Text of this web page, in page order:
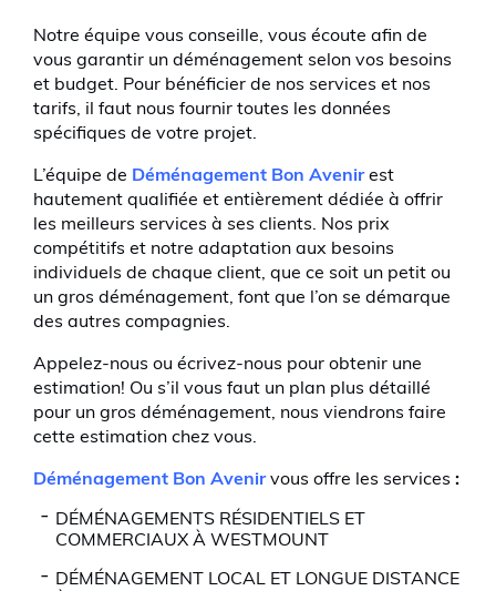
Notre équipe vous conseille, vous écoute afin de
vous garantir un déménagement selon vos besoins
et budget. Pour bénéficier de nos services et nos
tarifs, il faut nous fournir toutes les données
spécifiques de votre projet.
L’équipe de Déménagement Bon Avenirest
hautement qualifiée et entièrement dédiée à offrir
les meilleurs services à ses clients. Nos prix
compétitifs et notre adaptation aux besoins
individuels de chaque client, que ce soit un petit ou
un gros déménagement, font que l’on se démarque
des autres compagnies.
Appelez-nous ou écrivez-nous pour obtenir une
estimation! Ou s’il vous faut un plan plus détaillé
pour un gros déménagement, nous viendrons faire
cette estimation chez vous.
Déménagement Bon Avenirvous offre les services :
DÉMÉNAGEMENTS RÉSIDENTIELS ET
COMMERCIAUX À WESTMOUNT
DÉMÉNAGEMENT LOCAL ET LONGUE DISTANCE